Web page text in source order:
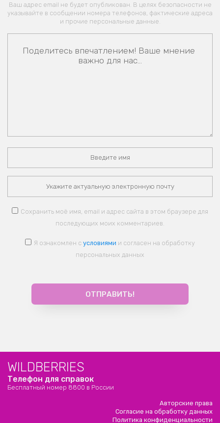
Ваш адрес email не будет опубликован. В целях безопасности не
указывайте в сообщении номера телефонов, фактические адреса
и прочие персональные данные.
Сохранить моё имя, email и адрес сайта в этом браузере для
последующих моих комментариев.
Я ознакомлен с условиями и согласен на обработку
персональных данных
WILDBERRIES
Телефон для справок
Бесплатный номер 8800 в России
Авторские права
Согласие на обработку данных
Политика конфиденциальности